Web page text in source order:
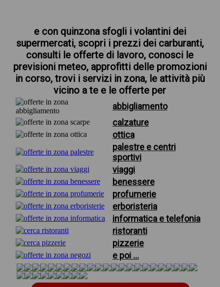
e con quinzona sfogli i volantini dei
supermercati, scopri i prezzi dei carburanti,
consulti le offerte di lavoro, conosci le
previsioni meteo, approfitti delle promozioni
in corso, trovi i servizi in zona, le attività più
vicino a te e le offerte per
abbigliamento
calzature
ottica
palestre e centri
sportivi
viaggi
benessere
profumerie
erboristeria
informatica e telefonia
ristoranti
pizzerie
e poi ...